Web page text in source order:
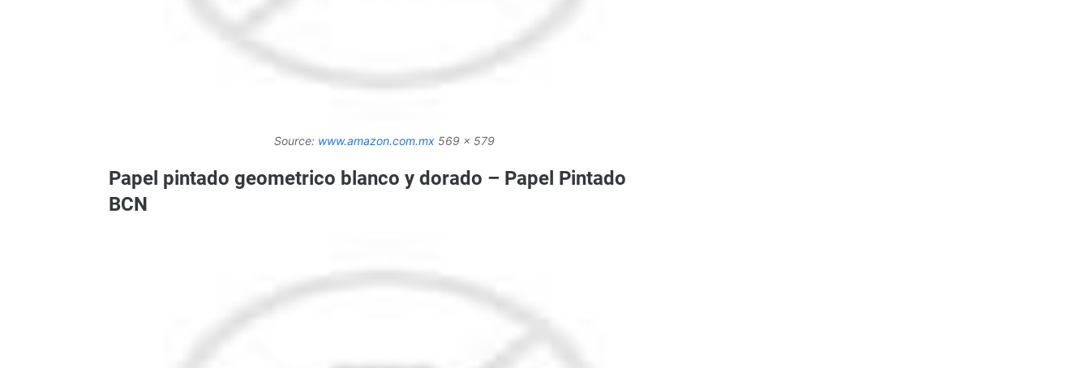
Source: www.amazon.com.mx 569 x 579
Papel pintado geometrico blanco y dorado – Papel Pintado
BCN